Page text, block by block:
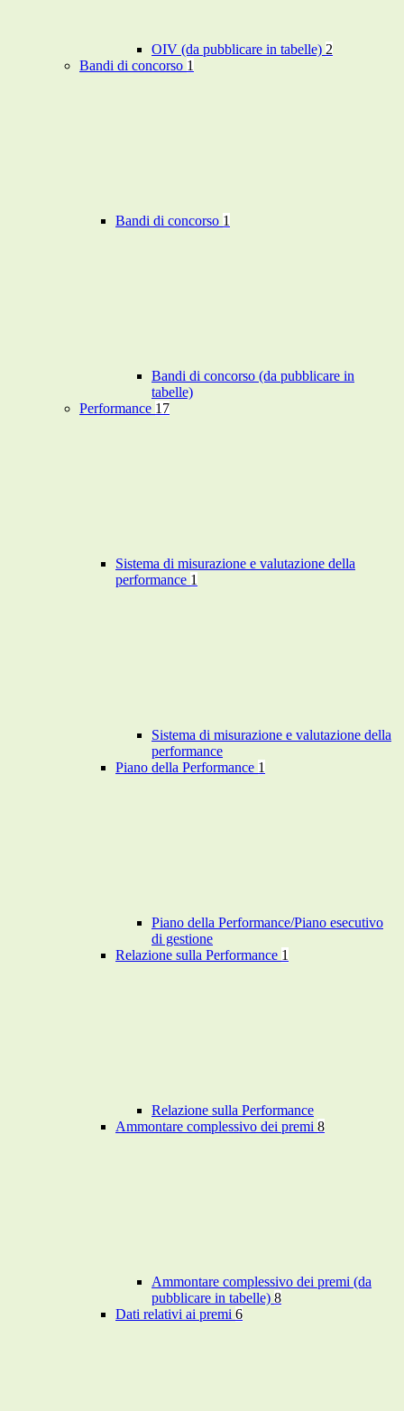
OIV (da pubblicare in tabelle) 2
Bandi di concorso 1
Bandi di concorso 1
Bandi di concorso (da pubblicare in
tabelle)
Performance 17
Sistema di misurazione e valutazione della
performance 1
Sistema di misurazione e valutazione della
performance
Piano della Performance 1
Piano della Performance/Piano esecutivo
di gestione
Relazione sulla Performance 1
Relazione sulla Performance
Ammontare complessivo dei premi 8
Ammontare complessivo dei premi (da
pubblicare in tabelle) 8
Dati relativi ai premi 6